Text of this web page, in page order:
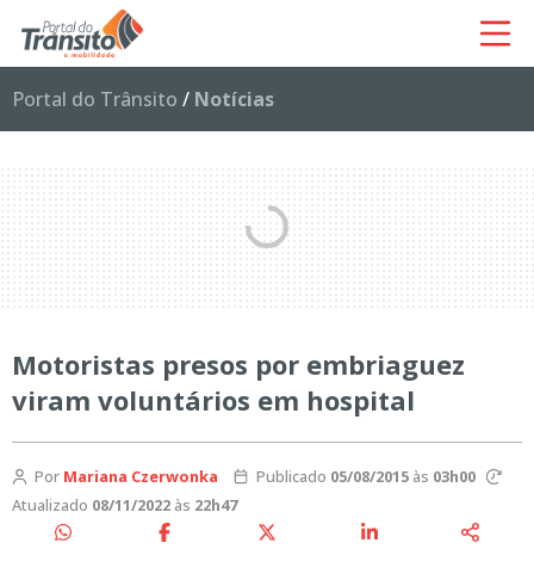
Portal do Trânsito / Notícias
Motoristas presos por embriaguez
viram voluntários em hospital
Por Mariana Czerwonka Publicado 05/08/2015às 03h00
Atualizado 08/11/2022 às 22h47